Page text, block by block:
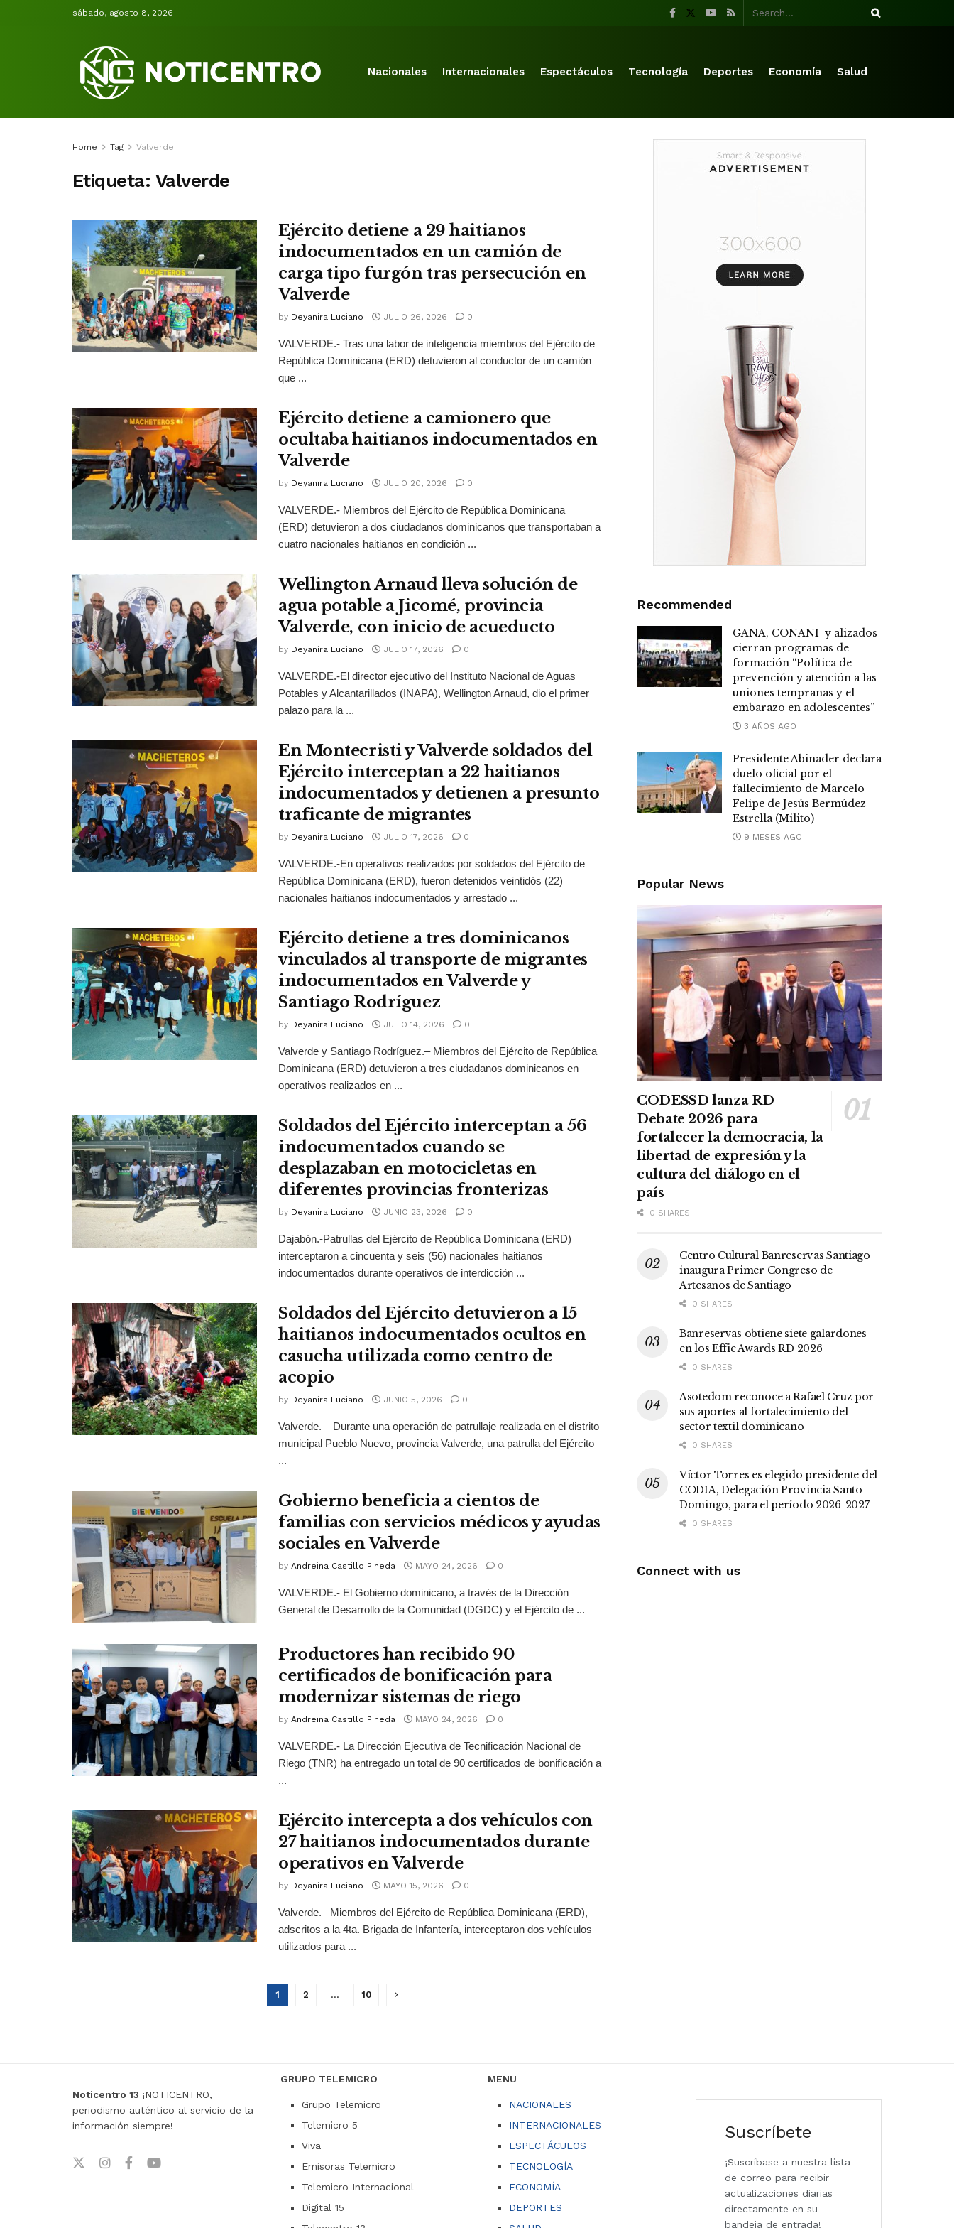
sábado, agosto 8, 2026
Nacionales Internacionales Espectáculos Tecnología Deportes Economía Salud
Home Tag Valverde
Etiqueta: Valverde
Ejército detiene a 29 haitianos
indocumentados en un camión de
carga tipo furgón tras persecución en
Valverde
by Deyanira Luciano JULIO 26, 2026 0
VALVERDE.- Tras una labor de inteligencia miembros del Ejército de
República Dominicana (ERD) detuvieron al conductor de un camión
que ...
Ejército detiene a camionero que
ocultaba haitianos indocumentados en
Valverde
by Deyanira Luciano JULIO 20, 2026 0
VALVERDE.- Miembros del Ejército de República Dominicana
(ERD) detuvieron a dos ciudadanos dominicanos que transportaban a
cuatro nacionales haitianos en condición ...
Wellington Arnaud lleva solución de
agua potable a Jicomé, provincia
Valverde, con inicio de acueducto
by Deyanira Luciano JULIO 17, 2026 0
VALVERDE.-El director ejecutivo del Instituto Nacional de Aguas
Potables y Alcantarillados (INAPA), Wellington Arnaud, dio el primer
palazo para la ...
En Montecristi y Valverde soldados del
Ejército interceptan a 22 haitianos
indocumentados y detienen a presunto
traficante de migrantes
by Deyanira Luciano JULIO 17, 2026 0
VALVERDE.-En operativos realizados por soldados del Ejército de
República Dominicana (ERD), fueron detenidos veintidós (22)
nacionales haitianos indocumentados y arrestado ...
Ejército detiene a tres dominicanos
vinculados al transporte de migrantes
indocumentados en Valverde y
Santiago Rodríguez
by Deyanira Luciano JULIO 14, 2026 0
Valverde y Santiago Rodríguez.– Miembros del Ejército de República
Dominicana (ERD) detuvieron a tres ciudadanos dominicanos en
operativos realizados en ...
Soldados del Ejército interceptan a 56
indocumentados cuando se
desplazaban en motocicletas en
diferentes provincias fronterizas
by Deyanira Luciano JUNIO 23, 2026 0
Dajabón.-Patrullas del Ejército de República Dominicana (ERD)
interceptaron a cincuenta y seis (56) nacionales haitianos
indocumentados durante operativos de interdicción ...
Soldados del Ejército detuvieron a 15
haitianos indocumentados ocultos en
casucha utilizada como centro de
acopio
by Deyanira Luciano JUNIO 5, 2026 0
Valverde. – Durante una operación de patrullaje realizada en el distrito
municipal Pueblo Nuevo, provincia Valverde, una patrulla del Ejército
...
Gobierno beneficia a cientos de
familias con servicios médicos y ayudas
sociales en Valverde
by Andreina Castillo Pineda MAYO 24, 2026 0
VALVERDE.- El Gobierno dominicano, a través de la Dirección
General de Desarrollo de la Comunidad (DGDC) y el Ejército de ...
Productores han recibido 90
certificados de bonificación para
modernizar sistemas de riego
by Andreina Castillo Pineda MAYO 24, 2026 0
VALVERDE.- La Dirección Ejecutiva de Tecnificación Nacional de
Riego (TNR) ha entregado un total de 90 certificados de bonificación a
...
Ejército intercepta a dos vehículos con
27 haitianos indocumentados durante
operativos en Valverde
by Deyanira Luciano MAYO 15, 2026 0
Valverde.– Miembros del Ejército de República Dominicana (ERD),
adscritos a la 4ta. Brigada de Infantería, interceptaron dos vehículos
utilizados para ...
1 2 … 10
Recommended
GANA, CONANI y alizados
cierran programas de
formación “Política de
prevención y atención a las
uniones tempranas y el
embarazo en adolescentes”
3 AÑOS AGO
Presidente Abinader declara
duelo oficial por el
fallecimiento de Marcelo
Felipe de Jesús Bermúdez
Estrella (Milito)
9 MESES AGO
Popular News
CODESSD lanza RD
Debate 2026 para
fortalecer la democracia, la
libertad de expresión y la
cultura del diálogo en el
país
0 SHARES
Centro Cultural Banreservas Santiago
inaugura Primer Congreso de
Artesanos de Santiago
0 SHARES
Banreservas obtiene siete galardones
en los Effie Awards RD 2026
0 SHARES
Asotedom reconoce a Rafael Cruz por
sus aportes al fortalecimiento del
sector textil dominicano
0 SHARES
Víctor Torres es elegido presidente del
CODIA, Delegación Provincia Santo
Domingo, para el período 2026-2027
0 SHARES
Connect with us
Noticentro 13 ¡NOTICENTRO,
periodismo auténtico al servicio de la
información siempre!
GRUPO TELEMICRO
Grupo Telemicro
Telemicro 5
Viva
Emisoras Telemicro
Telemicro Internacional
Digital 15
MENU
NACIONALES
INTERNACIONALES
ESPECTÁCULOS
TECNOLOGÍA
ECONOMÍA
DEPORTES
Suscríbete
¡Suscríbase a nuestra lista
de correo para recibir
actualizaciones diarias
directamente en su
bandeja de entrada!